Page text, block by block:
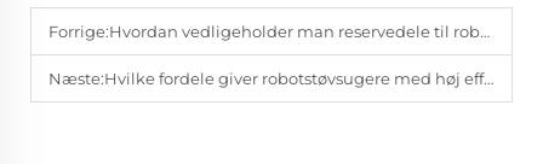
Forrige:Hvordan vedligeholder man reservedele til robotstøvsugere for bedre holdbarhed?
Næste:Hvilke fordele giver robotstøvsugere med høj effektivitet til importører?